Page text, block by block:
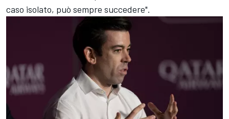
caso isolato, può sempre succedere".